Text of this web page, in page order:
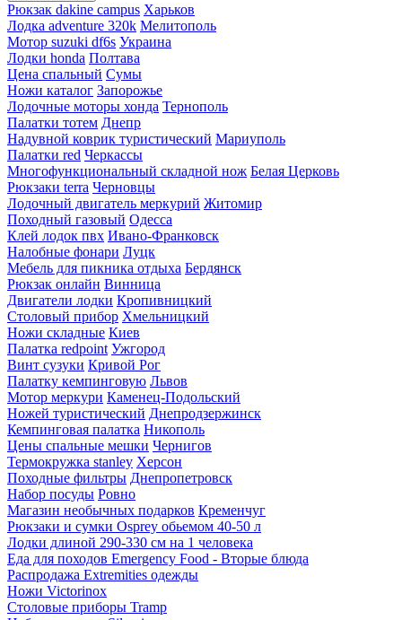
Рюкзак dakine campus Харьков
Лодка adventure 320k Мелитополь
Мотор suzuki df6s Украина
Лодки honda Полтава
Цена спальный Сумы
Ножи каталог Запорожье
Лодочные моторы хонда Тернополь
Палатки тотем Днепр
Надувной коврик туристический Мариуполь
Палатки red Черкассы
Многофункциональный складной нож Белая Церковь
Рюкзаки terra Черновцы
Лодочный двигатель меркурий Житомир
Походный газовый Одесса
Клей лодок пвх Ивано-Франковск
Налобные фонари Луцк
Мебель для пикника отдыха Бердянск
Рюкзак онлайн Винница
Двигатели лодки Кропивницкий
Столовый прибор Хмельницкий
Ножи складные Киев
Палатка redpoint Ужгород
Винт сузуки Кривой Рог
Палатку кемпинговую Львов
Мотор меркури Каменец-Подольский
Ножей туристический Днепродзержинск
Кемпинговая палатка Никополь
Цены спальные мешки Чернигов
Термокружка stanley Херсон
Походные фильтры Днепропетровск
Набор посуды Ровно
Магазин необычных подарков Кременчуг
Рюкзаки и сумки Osprey обьемом 40-50 л
Лодки длиной 290-330 см на 1 человека
Еда для походов Emergency Food - Вторые блюда
Распродажа Extremities одежды
Ножи Victorinox
Столовые приборы Tramp